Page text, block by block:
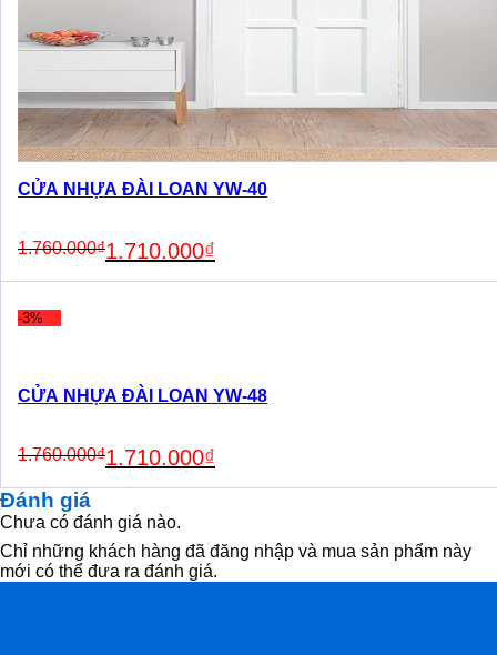
CỬA NHỰA ĐÀI LOAN YW-40
1.760.000₫
price
was:
1.710.000₫
price
is:
-3%
CỬA NHỰA ĐÀI LOAN YW-48
1.760.000₫
price
was:
1.710.000₫
price
is:
Đánh giá
Chưa có đánh giá nào.
Chỉ những khách hàng đã đăng nhập và mua sản phẩm này
mới có thể đưa ra đánh giá.